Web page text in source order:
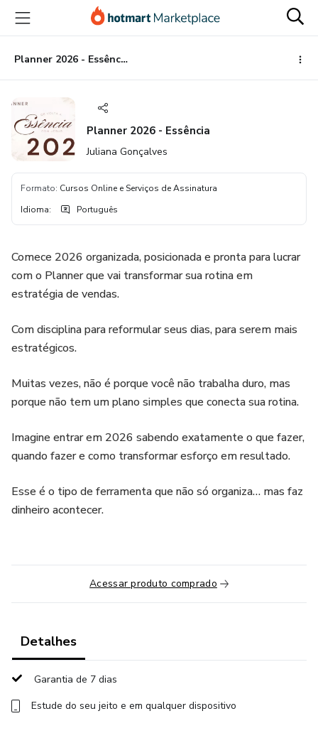
para
conteúdo
principal
para
pagamento
para
rodapé
Planner 2026 - Essência
Planner 2026 - Essência
Juliana Gonçalves
Formato: Cursos Online e Serviços de Assinatura
Idioma: Português
Comece 2026 organizada, posicionada e pronta para lucrar
com o Planner que vai transformar sua rotina em
estratégia de vendas.
Com disciplina para reformular seus dias, para serem mais
estratégicos.
Muitas vezes, não é porque você não trabalha duro, mas
porque não tem um plano simples que conecta sua rotina.
Imagine entrar em 2026 sabendo exatamente o que fazer,
quando fazer e como transformar esforço em resultado.
Esse é o tipo de ferramenta que não só organiza… mas faz
dinheiro acontecer.
Acessar produto comprado
Detalhes
Garantia de 7 dias
Estude do seu jeito e em qualquer dispositivo